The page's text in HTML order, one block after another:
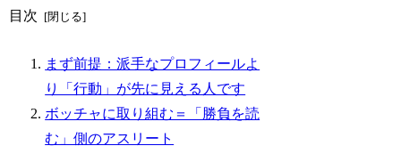
目次
まず前提：派手なプロフィールよ
り「行動」が先に見える人です
ボッチャに取り組む＝「勝負を読
む」側のアスリート